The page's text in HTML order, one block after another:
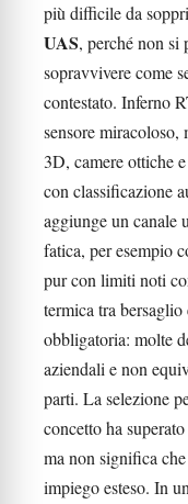
più difficile da
UAS, perché non si
sopravvivere come
contestato. Inferno
sensore
3D, camere ottiche
con classificazione
aggiunge un
fatica, per esempio
pur con limiti noti
termica tra bersaglio
obbligatoria: molte
aziendali e non
parti. La selezione
concetto ha
ma non significa
impiego esteso. In